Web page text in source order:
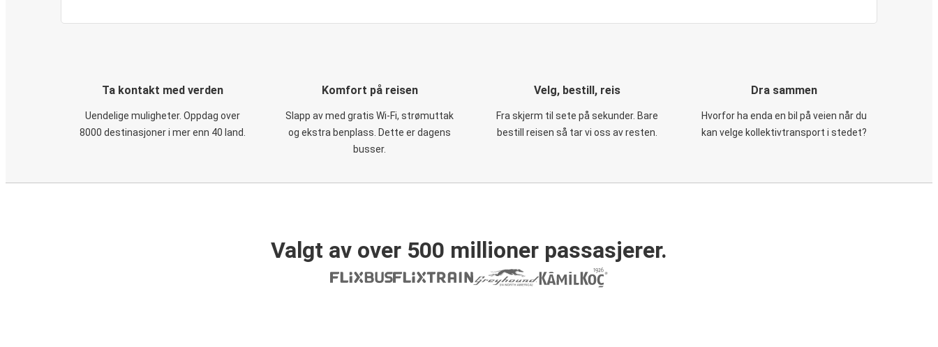
Ta kontakt med verden
Uendelige muligheter. Oppdag over
8000 destinasjoner i mer enn 40 land.
Komfort på reisen
Slapp av med gratis Wi-Fi, strømuttak
og ekstra benplass. Dette er dagens
busser.
Velg, bestill, reis
Fra skjerm til sete på sekunder. Bare
bestill reisen så tar vi oss av resten.
Dra sammen
Hvorfor ha enda en bil på veien når du
kan velge kollektivtransport i stedet?
Valgt av over 500 millioner passasjerer.